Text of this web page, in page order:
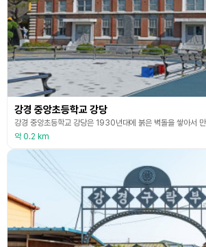
강경 중앙초등학교 강당
약 0.2 km